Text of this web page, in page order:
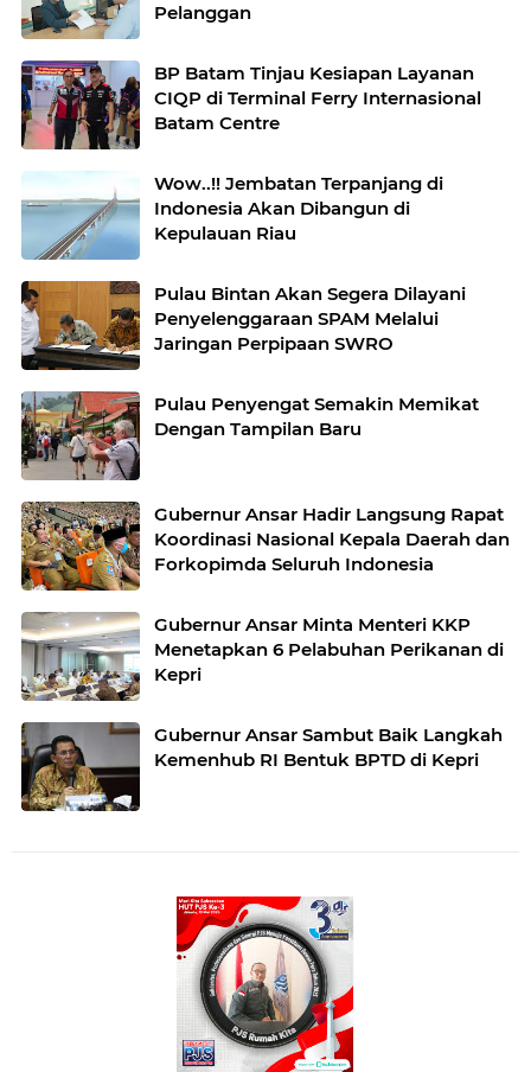
Pelanggan
BP Batam Tinjau Kesiapan Layanan
CIQP di Terminal Ferry Internasional
Batam Centre
Wow..!! Jembatan Terpanjang di
Indonesia Akan Dibangun di
Kepulauan Riau
Pulau Bintan Akan Segera Dilayani
Penyelenggaraan SPAM Melalui
Jaringan Perpipaan SWRO
Pulau Penyengat Semakin Memikat
Dengan Tampilan Baru
Gubernur Ansar Hadir Langsung Rapat
Koordinasi Nasional Kepala Daerah dan
Forkopimda Seluruh Indonesia
Gubernur Ansar Minta Menteri KKP
Menetapkan 6 Pelabuhan Perikanan di
Kepri
Gubernur Ansar Sambut Baik Langkah
Kemenhub RI Bentuk BPTD di Kepri